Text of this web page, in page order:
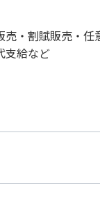
・割賦販売・任
支給など